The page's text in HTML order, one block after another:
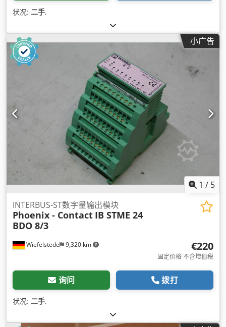
状况: 二手,
小广告
1 / 5
Wiefelstede 9,320 km
INTERBUS-ST数字量输出模块
Phoenix - Contact IB STME 24
BDO 8/3
€220
固定价格 不含增值税
询问 拨打
状况: 二手,